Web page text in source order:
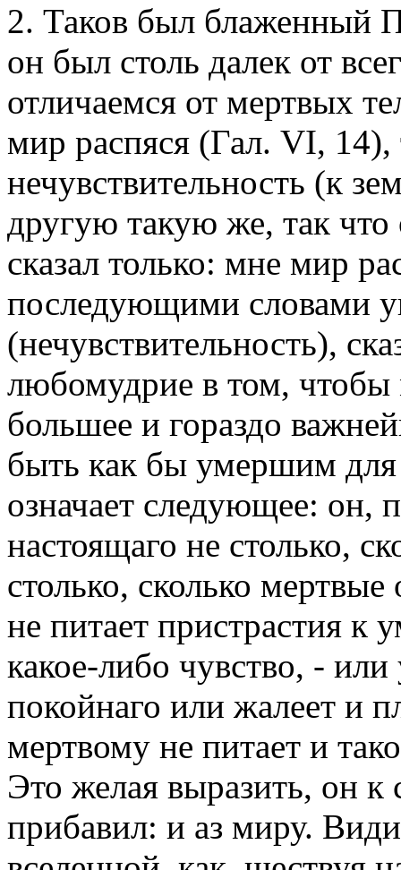
2. Таков был блаженный
он был столь далек от
отличаемся от мертвых
мир распяся (Гал. VI, 14),
нечувствительность (к
другую такую же, так
сказал только: мне мир
последующими словами
(нечувствительность),
любомудрие в том,
большее и гораздо
быть как бы умершим для
означает следующее: он,
настоящаго не столько,
столько, сколько
не питает пристрастия к
какое-либо чувство, - или
покойнаго или жалеет и
мертвому не питает и
Это желая выразить, он
прибавил: и аз миру.